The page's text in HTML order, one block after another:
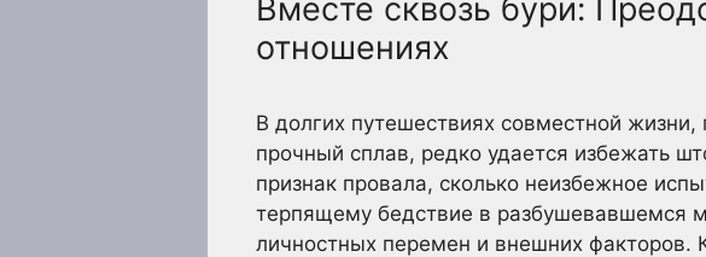
Вместе сквозь бури:
отношениях
В долгих путешествиях совместной
прочный сплав, редко удается избежать
признак провала, сколько неизбежное
терпящему бедствие в разбушевавшемся
личностных перемен и внешних